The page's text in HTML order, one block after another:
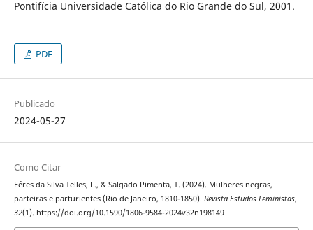
Pontifícia Universidade Católica do Rio Grande do Sul, 2001.
PDF
Publicado
2024-05-27
Como Citar
Féres da Silva Telles, L., & Salgado Pimenta, T. (2024). Mulheres negras,
parteiras e parturientes (Rio de Janeiro, 1810-1850). Revista Estudos Feministas,
32(1). https://doi.org/10.1590/1806-9584-2024v32n198149